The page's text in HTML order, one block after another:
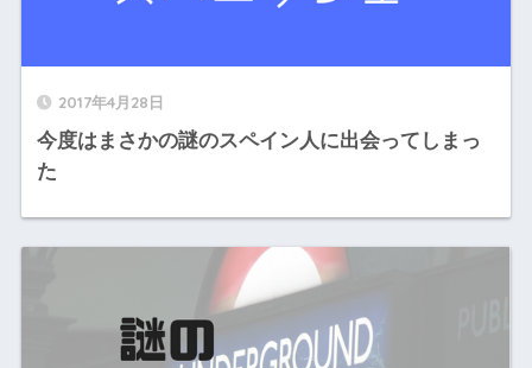
2017年4月28日
今度はまさかの謎のスペイン人に出会ってしまっ
た